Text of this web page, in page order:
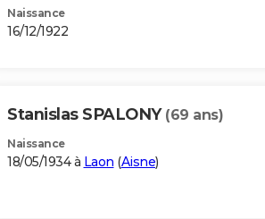
Naissance
16/12/1922
Stanislas SPALONY (69 ans)
Naissance
18/05/1934 à Laon (Aisne)